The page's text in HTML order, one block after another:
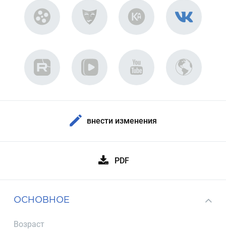
внести изменения
PDF
ОСНОВНОЕ
Возраст